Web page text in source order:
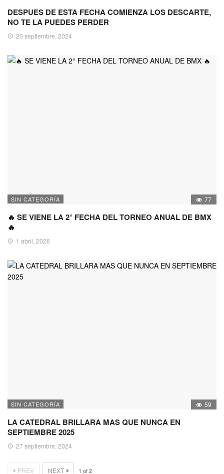
DESPUES DE ESTA FECHA COMIENZA LOS DESCARTE,
NO TE LA PUEDES PERDER
20 septiembre, 2024
SIN CATEGORÍA 77
🔥 SE VIENE LA 2° FECHA DEL TORNEO ANUAL DE BMX
🔥
1 abril, 2026
SIN CATEGORÍA 59
LA CATEDRAL BRILLARA MAS QUE NUNCA EN
SEPTIEMBRE 2025
27 septiembre, 2024
PREV NEXT 1 of2